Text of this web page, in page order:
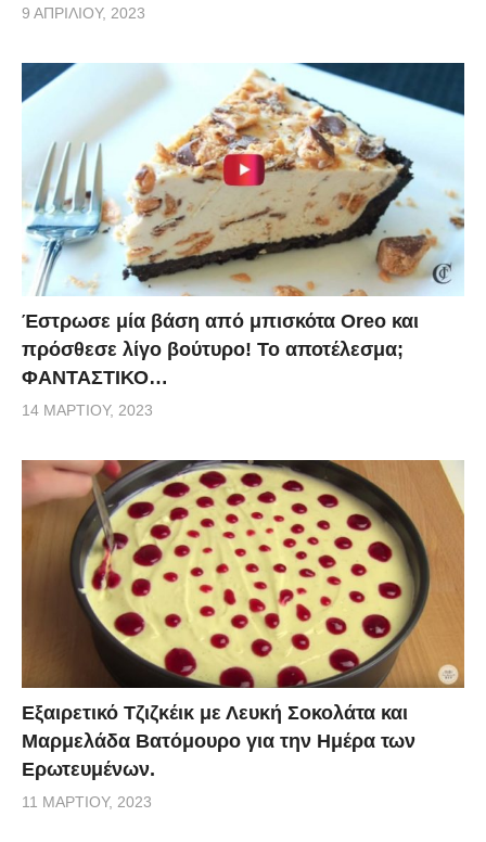
9 ΑΠΡΙΛΊΟΥ, 2023
Έστρωσε μία βάση από μπισκότα Oreo και
πρόσθεσε λίγο βούτυρο! Το αποτέλεσμα;
ΦΑΝΤΑΣΤΙΚΟ…
14 ΜΑΡΤΊΟΥ, 2023
Εξαιρετικό Τζιζκέικ με Λευκή Σοκολάτα και
Μαρμελάδα Βατόμουρο για την Ημέρα των
Ερωτευμένων.
11 ΜΑΡΤΊΟΥ, 2023